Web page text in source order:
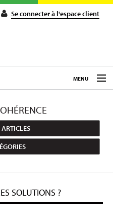
Se connecter à l'espace client
MENU
SOLUTIONS ?